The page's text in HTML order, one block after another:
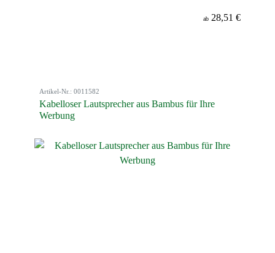
ab 28,51 €
Artikel-Nr.: 0011582
Kabelloser Lautsprecher aus Bambus für Ihre
Werbung